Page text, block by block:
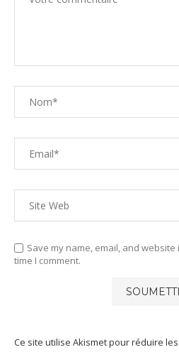
Save my name, email, and
time I comment.
Ce site utilise Akismet pour réduire